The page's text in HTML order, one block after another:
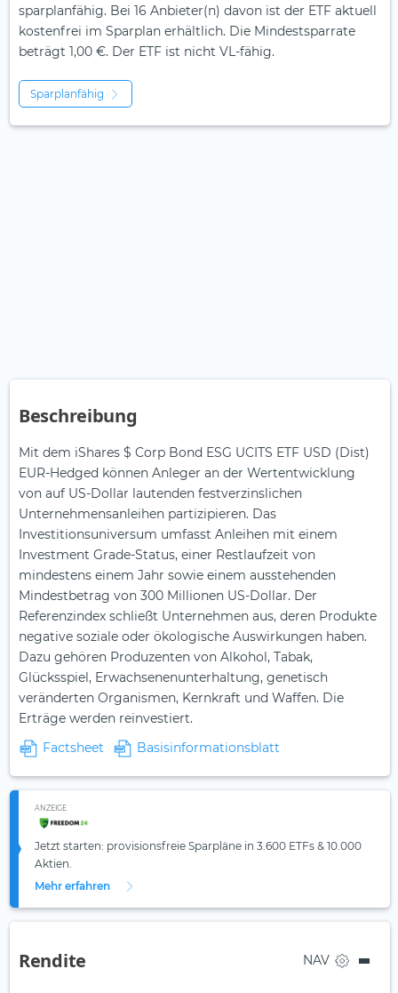
sparplanfähig. Bei 16 Anbieter(n) davon ist der ETF aktuell
kostenfrei im Sparplan erhältlich. Die Mindestsparrate
beträgt 1,00 €. Der ETF ist nicht VL-fähig.
Sparplanfähig
Beschreibung
Mit dem iShares $ Corp Bond ESG UCITS ETF USD (Dist)
EUR-Hedged können Anleger an der Wertentwicklung
von auf US-Dollar lautenden festverzinslichen
Unternehmensanleihen partizipieren. Das
Investitionsuniversum umfasst Anleihen mit einem
Investment Grade-Status, einer Restlaufzeit von
mindestens einem Jahr sowie einem ausstehenden
Mindestbetrag von 300 Millionen US-Dollar. Der
Referenzindex schließt Unternehmen aus, deren Produkte
negative soziale oder ökologische Auswirkungen haben.
Dazu gehören Produzenten von Alkohol, Tabak,
Glücksspiel, Erwachsenenunterhaltung, genetisch
veränderten Organismen, Kernkraft und Waffen. Die
Erträge werden reinvestiert.
Factsheet
Basisinformationsblatt
ANZEIGE
Jetzt starten: provisionsfreie Sparpläne in 3.600 ETFs & 10.000
Aktien.
Mehr erfahren
Rendite NAV